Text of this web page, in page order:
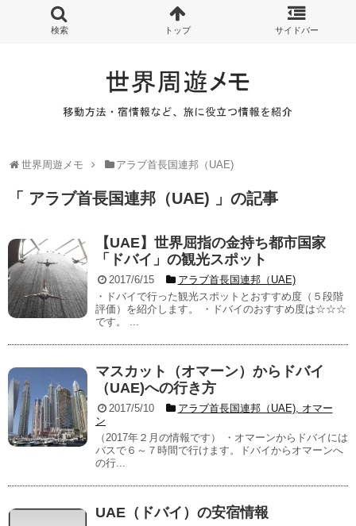
世界周遊メモ アラブ首長国連邦（UAE)
「 アラブ首長国連邦（UAE) 」の記事
【UAE】世界屈指の金持ち都市国家
「ドバイ」の観光スポット
2017/6/15
アラブ首長国連邦（UAE)
・ドバイで行った観光スポットとおすすめ度（５段階
評価）を紹介します。 ・ドバイのおすすめ度は☆☆☆
です。 ...
マスカット（オマーン）からドバイ
（UAE)への行き方
2017/5/10 アラブ首長国連邦（UAE), オマー
ン
（2017年２月の情報です） ・オマーンからドバイには
バスで６～７時間で行けます。ドバイからオマーンへ
の行...
UAE（ドバイ）の安宿情報